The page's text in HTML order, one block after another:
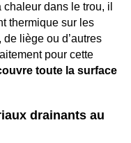
dans le trou, il
thermique sur les
liège ou d’autres
pour cette
toute la surface
drainants au